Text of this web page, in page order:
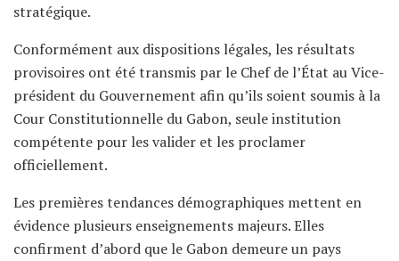
stratégique.
Conformément aux dispositions légales, les résultats
provisoires ont été transmis par le Chef de l’État au Vice-
président du Gouvernement afin qu’ils soient soumis à la
Cour Constitutionnelle du Gabon, seule institution
compétente pour les valider et les proclamer
officiellement.
Les premières tendances démographiques mettent en
évidence plusieurs enseignements majeurs. Elles
confirment d’abord que le Gabon demeure un pays